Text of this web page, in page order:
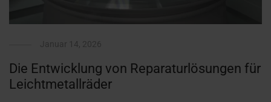
Die Entwicklung von Reparaturlösungen für
Leichtmetallräder